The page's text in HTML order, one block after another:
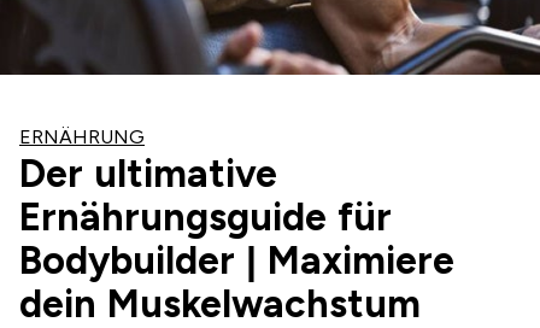
ERNÄHRUNG
Der ultimative
Ernährungsguide für
Bodybuilder | Maximiere
dein Muskelwachstum